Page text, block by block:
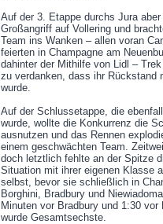
Auf der 3. Etappe durchs Jura
Großangriff auf Vollering und
Team ins Wanken – allen voran
feierten in Champagne am
dahinter der Mithilfe von Lidl –
zu verdanken, dass ihr Rückstand
wurde.
Auf der Schlussetappe, die
wurde, wollte die Konkurrenz die
ausnutzen und das Rennen
einem geschwächten Team.
doch letztlich fehlte an der Spitze
Situation mit ihrer eigenen Klasse
selbst, bevor sie schließlich in
Borghini, Bradbury und
Minuten vor Bradbury und 1:30
wurde Gesamtsechste.